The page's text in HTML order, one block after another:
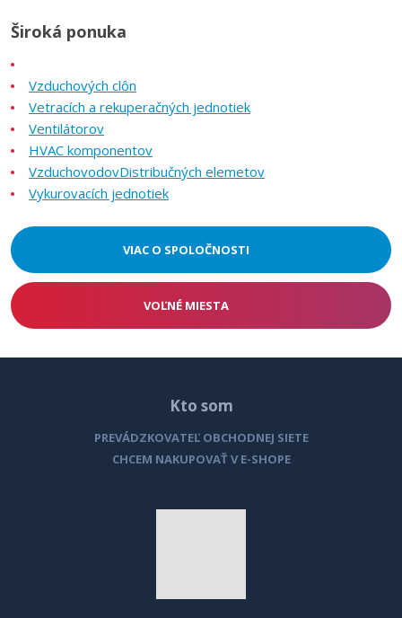
Široká ponuka
Vzduchových clôn
Vetracích a rekuperačných jednotiek
Ventilátorov
HVAC komponentov
VzduchovodovDistribučných elemetov
Vykurovacích jednotiek
VIAC O SPOLOČNOSTI
VOĽNÉ MIESTA
Kto som
PREVÁDZKOVATEĽ OBCHODNEJ SIETE
CHCEM NAKUPOVAŤ V E-SHOPE